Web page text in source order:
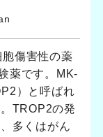
傷害性の薬
薬です。MK-
）と呼ばれ
TROP2の発
多くはがん